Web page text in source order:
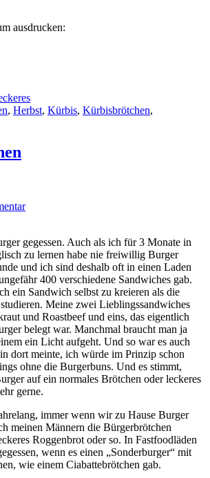
ausdrucken:
, Herbst, Kürbis, Kürbisbrötchen,
gegessen. Auch als ich für 3 Monate in
zu lernen habe nie freiwillig Burger
und ich sind deshalb oft in einen Laden
400 verschiedene Sandwiches gab.
ein Sandwich selbst zu kreieren als die
Meine zwei Lieblingssandwiches
und Roastbeef und eins, das eigentlich
belegt war. Manchmal braucht man ja
ein Licht aufgeht. Und so war es auch
dort meinte, ich würde im Prinzip schon
ohne die Burgerbuns. Und es stimmt,
auf ein normales Brötchen oder leckeres
gerne.
immer wenn wir zu Hause Burger
meinen Männern die Bürgerbrötchen
Roggenbrot oder so. In Fastfoodläden
wenn es einen „Sonderburger“ mit
wie einem Ciabattebrötchen gab.